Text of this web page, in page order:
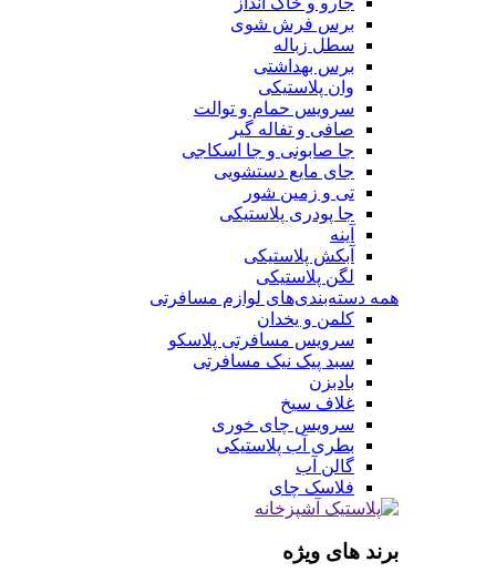
برس فرش شوی
سطل زباله
برس بهداشتی
وان پلاستیکی
سرویس حمام و توالت
صافی و تفاله گیر
جا صابونی و جا اسکاجی
جای مایع دستشویی
تی و زمین شور
جا پودری پلاستیکی
آینه
آبکش پلاستیکی
لگن پلاستیکی
همه دسته‌بندی‌های لوازم مسافرتی
کلمن و یخدان
سرویس مسافرتی پلاسکو
سبد پیک نیک مسافرتی
بادبزن
غلاف سیخ
سرویس چای خوری
بطری آب پلاستیکی
گالن آب
فلاسک چای
برند های ویژه